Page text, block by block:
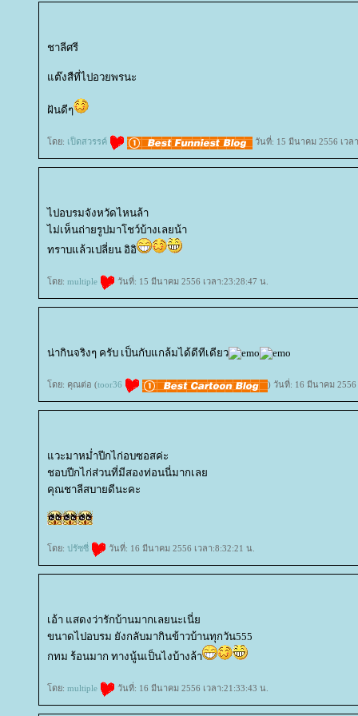
ชาลีศรี
ต๊งสืที่ไปอวยพรนะ
ฝันดีๆ
ดย: เป็ดสวรรค์ วันที่: 15 มีนาคม 2556 เวล
ไปอบรมจังหวัดไหนล้า
ไม่เห็นถ่ายรูปมาโชว์บ้างเลยน้า
ทราบแล้วเปลี่ยน อิอิ
ดย: multiple วันที่: 15 มีนาคม 2556 เวลา:23:28:47 น.
น่ากินจริงๆ ครับ เป็นกับแกล้มได้ดีทีเดียว
ดย: คุณต่อ (toor36 ) วันที่: 16 มีนาคม 2556
วะมาหม่ำปีกไก่อบซอสค่ะ
ชอบปีกไก่ส่วนที่มีสองท่อนนี่มากเล
คุณชาลีสบายดีนะคะ
ดย: ปรัซซี่ วันที่: 16 มีนาคม 2556 เวลา:8:32:21 น.
เอ้า แสดงว่ารักบ้านมากเลยนะเนี่
ขนาดไปอบรม ยังกลับมากินข้าวบ้านทุกวัน555
กทม ร้อนมาก ทางนู้นเป็นไงบ้างล้า
ดย: multiple วันที่: 16 มีนาคม 2556 เวลา:21:33:43 น.